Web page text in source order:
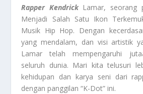
Rapper KendrickLamar, seorang
Menjadi Salah Satu Ikon
Musik Hip Hop. Dengan
yang mendalam, dan visi artistik
Lamar telah mempengaruhi
seluruh dunia. Mari kita telusuri
kehidupan dan karya seni dari
dengan panggilan “K-Dot” ini.